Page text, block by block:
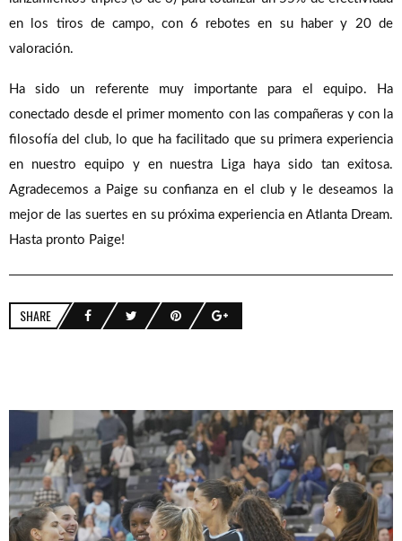
en los tiros de campo, con 6 rebotes en su haber y 20 de
valoración.
Ha sido un referente muy importante para el equipo. Ha
conectado desde el primer momento con las compañeras y con la
filosofía del club, lo que ha facilitado que su primera experiencia
en nuestro equipo y en nuestra Liga haya sido tan exitosa.
Agradecemos a Paige su confianza en el club y le deseamos la
mejor de las suertes en su próxima experiencia en Atlanta Dream.
Hasta pronto Paige!
SHARE